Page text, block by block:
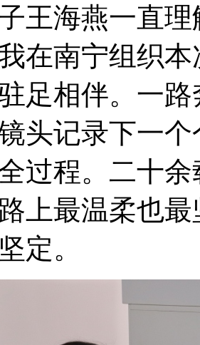
王海燕一直
在南宁组织
足相伴。一
头记录下一
过程。二十
上最温柔也
定。